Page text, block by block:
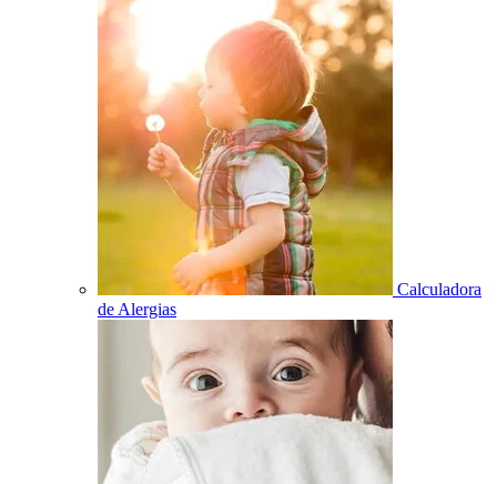
Calculadora
de Alergias